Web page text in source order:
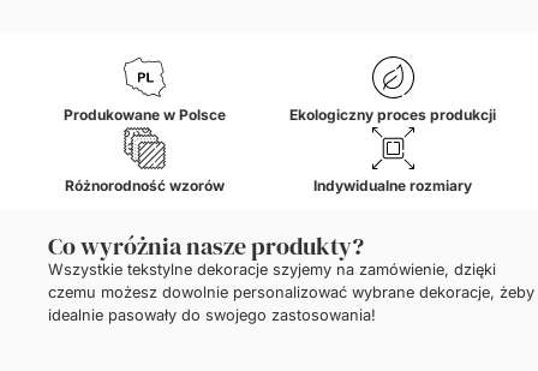
Produkowane w Polsce Ekologiczny proces produkcji
Różnorodność wzorów Indywidualne rozmiary
Co wyróżnia nasze produkty?
Wszystkie tekstylne dekoracje szyjemy na zamówienie, dzięki
czemu możesz dowolnie personalizować wybrane dekoracje, żeby
idealnie pasowały do swojego zastosowania!